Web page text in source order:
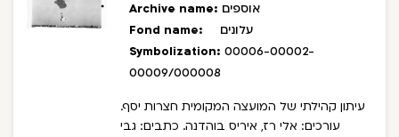
Archive name: אוספים
Fond name:
עלונים
Symbolization: 00006-00002-
00009/000008
עיתון קהילתי של המועצה המקומית חצרות יסף.
עורכים: אלי רז, איריס בוהדנה. כתבים: גבי